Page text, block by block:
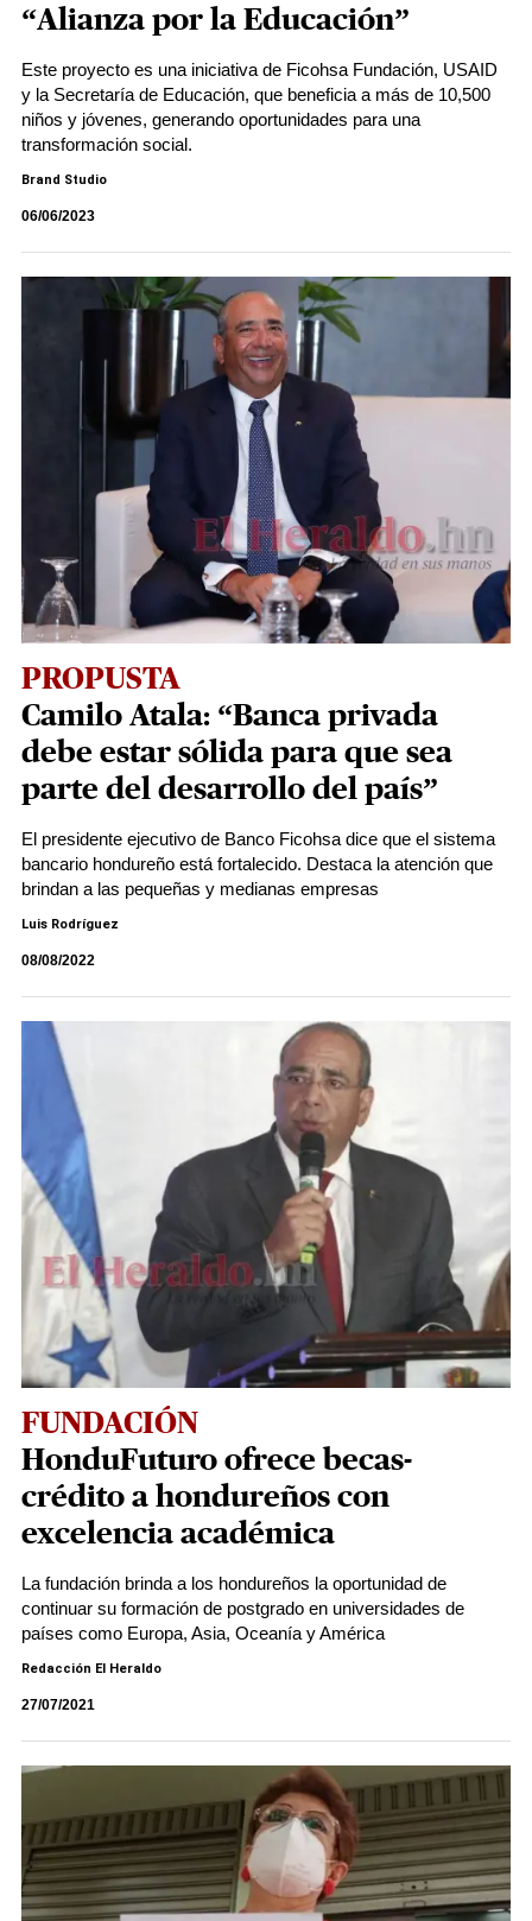
“Alianza por la Educación”
Este proyecto es una iniciativa de Ficohsa Fundación, USAID
y la Secretaría de Educación, que beneficia a más de 10,500
niños y jóvenes, generando oportunidades para una
transformación social.
Brand Studio
06/06/2023
PROPUSTA
Camilo Atala: “Banca privada
debe estar sólida para que sea
parte del desarrollo del país”
El presidente ejecutivo de Banco Ficohsa dice que el sistema
bancario hondureño está fortalecido. Destaca la atención que
brindan a las pequeñas y medianas empresas
Luis Rodríguez
08/08/2022
FUNDACIÓN
HonduFuturo ofrece becas-
crédito a hondureños con
excelencia académica
La fundación brinda a los hondureños la oportunidad de
continuar su formación de postgrado en universidades de
países como Europa, Asia, Oceanía y América
Redacción El Heraldo
27/07/2021